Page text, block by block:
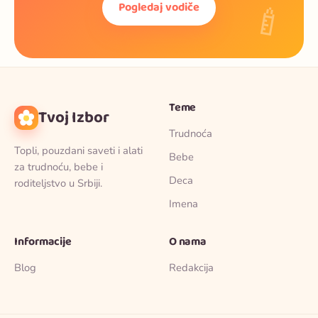
🍼
Pogledaj vodiče
Tvoj Izbor
Topli, pouzdani saveti i alati
za trudnoću, bebe i
roditeljstvo u Srbiji.
Teme
Trudnoća
Bebe
Deca
Imena
Informacije
Blog
O nama
Redakcija